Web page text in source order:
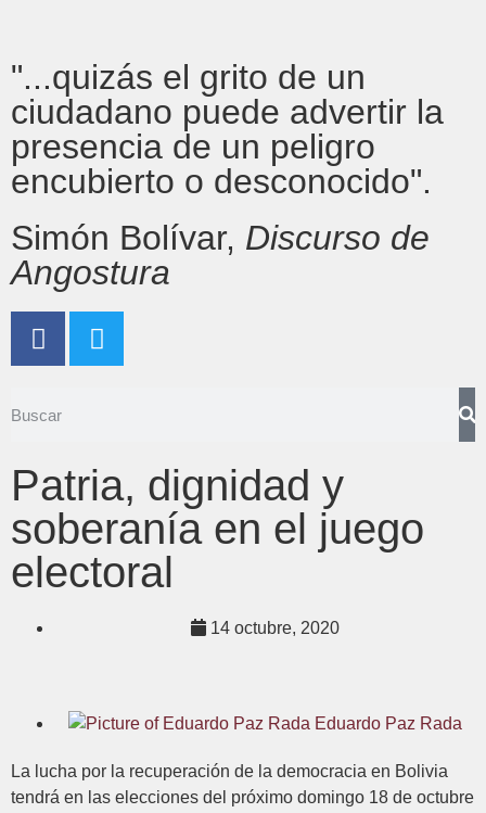
"...quizás el grito de un
ciudadano puede advertir la
presencia de un peligro
encubierto o desconocido".
Simón Bolívar, Discurso de
Angostura
Patria, dignidad y
soberanía en el juego
electoral
14 octubre, 2020
Eduardo Paz Rada
La lucha por la recuperación de la democracia en Bolivia
tendrá en las elecciones del próximo domingo 18 de octubre